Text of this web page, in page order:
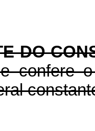
DO
confere